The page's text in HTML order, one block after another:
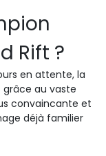
Rift ?
en attente, la
au vaste
convaincante et
déjà familier